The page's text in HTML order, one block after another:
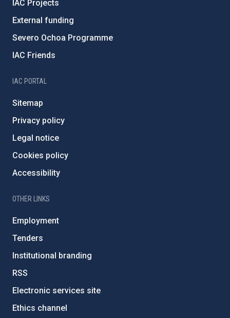
IAC Projects
External funding
Severo Ochoa Programme
IAC Friends
IAC PORTAL
Sitemap
Privacy policy
Legal notice
Cookies policy
Accessibility
OTHER LINKS
Employment
Tenders
Institutional branding
RSS
Electronic services site
Ethics channel